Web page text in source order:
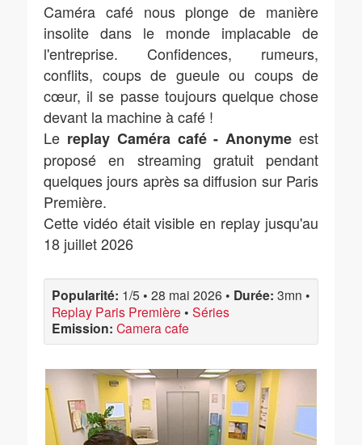
Caméra café nous plonge de manière
insolite dans le monde implacable de
l'entreprise. Confidences, rumeurs,
conflits, coups de gueule ou coups de
cœur, il se passe toujours quelque chose
devant la machine à café !
Le replay Caméra café - Anonyme est
proposé en streaming gratuit pendant
quelques jours après sa diffusion sur Paris
Première.
Cette vidéo était visible en replay jusqu'au
18 juillet 2026
Popularité: 1/5 • 28 mai 2026 • Durée: 3mn •
Replay Paris Première • Séries
Emission: Camera cafe